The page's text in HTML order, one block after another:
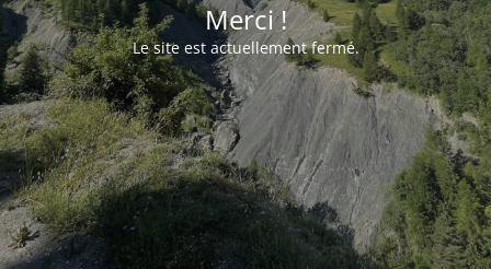
Merci !
Le site est actuellement fermé.